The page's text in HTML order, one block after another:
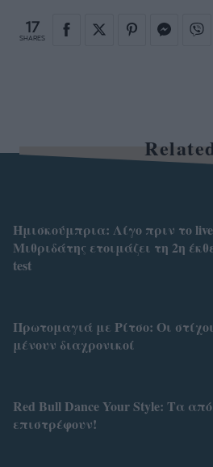
17
SHARES
Ημισκούμπρια: Λίγο πριν το
Μιθριδάτης ετοιμάζει τη 2η
test
Πρωτομαγιά με Ρίτσο: Οι
μένουν διαχρονικοί
Red Bull Dance Your Style: Τα
επιστρέφουν!